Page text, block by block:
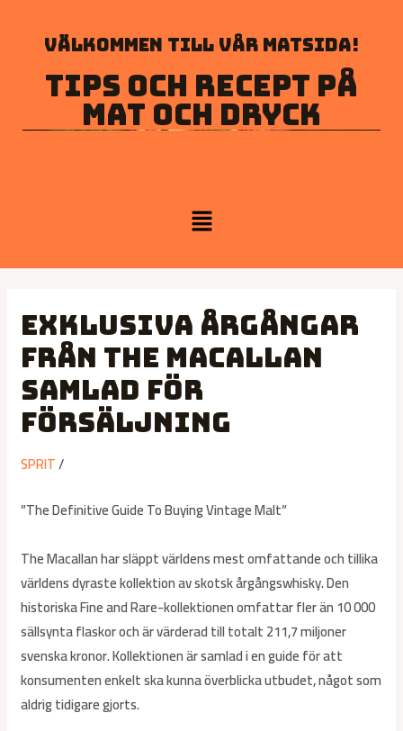
Välkommen till vår matsida!
Tips och recept på
mat och dryck
Exklusiva årgångar
från The Macallan
samlad för
försäljning
SPRIT/
”The Definitive Guide To Buying Vintage Malt”
The Macallan har släppt världens mest omfattande och tillika
världens dyraste kollektion av skotsk årgångswhisky. Den
historiska Fine and Rare-kollektionen omfattar fler än 10 000
sällsynta flaskor och är värderad till totalt 211,7 miljoner
svenska kronor. Kollektionen är samlad i en guide för att
konsumenten enkelt ska kunna överblicka utbudet, något som
aldrig tidigare gjorts.